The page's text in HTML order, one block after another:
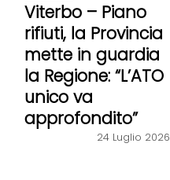
Viterbo – Piano
rifiuti, la Provincia
mette in guardia
la Regione: “L’ATO
unico va
approfondito”
24 Luglio 2026